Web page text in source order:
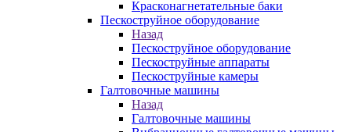
Красконагнетательные баки
Пескоструйное оборудование
Назад
Пескоструйное оборудование
Пескоструйные аппараты
Пескоструйные камеры
Галтовочные машины
Назад
Галтовочные машины